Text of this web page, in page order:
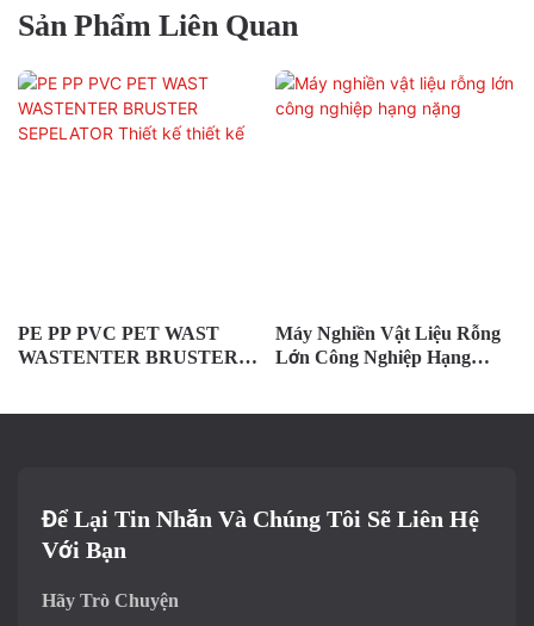
Sản Phẩm Liên Quan
PE PP PVC PET WAST
WASTENTER BRUSTER
Máy Nghiền Vật Liệu Rỗng
Lớn Công Nghiệp Hạng
Để Lại Tin Nhắn Và Chúng Tôi Sẽ Liên Hệ
Với Bạn
Hãy Trò Chuyện